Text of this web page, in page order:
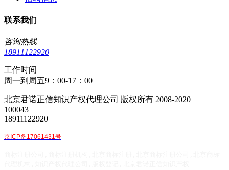
联系我们
咨询热线
18911122920
工作时间
周一到周五9：00-17：00
北京君诺正信知识产权代理公司 版权所有 2008-2020
100043
18911122920
京ICP备17061431号